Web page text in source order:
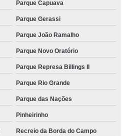
Parque Capuava
Parque Gerassi
Parque João Ramalho
Parque Novo Oratório
Parque Represa Billings II
Parque Rio Grande
Parque das Nações
Pinheirinho
Recreio da Borda do Campo